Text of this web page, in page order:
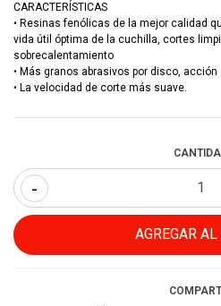
CARACTERÍSTICAS
• Resinas fenólicas de la mejor calidad
vida útil óptima de la cuchilla, cortes
sobrecalentamiento
• Más granos abrasivos por disco, acción
• La velocidad de corte más suave.
-